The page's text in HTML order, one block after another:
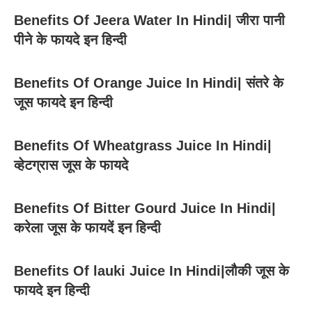
Benefits Of Jeera Water In Hindi| जीरा पानी
पीने के फायदे इन हिन्दी
Benefits Of Orange Juice In Hindi| संतरे के
जूस फायदे इन हिन्दी
Benefits Of Wheatgrass Juice In Hindi|
व्हेटग्रास जूस के फायदे
Benefits Of Bitter Gourd Juice In Hindi|
करेला जूस के फायदें इन हिन्दी
Benefits Of lauki Juice In Hindi|लौकी जूस के
फायदे इन हिन्दी